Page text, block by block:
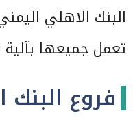
تعمل جميعها بآلية
فروع البنك